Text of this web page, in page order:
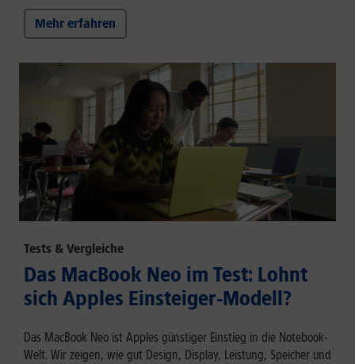
Mehr erfahren
Tests & Vergleiche
Das MacBook Neo im Test: Lohnt
sich Apples Einsteiger-Modell?
Das MacBook Neo ist Apples günstiger Einstieg in die Notebook-
Welt. Wir zeigen, wie gut Design, Display, Leistung, Speicher und